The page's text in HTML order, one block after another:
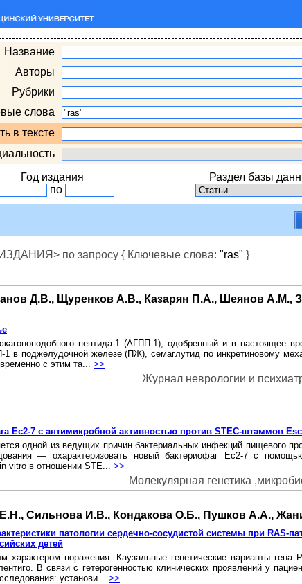
Название
Авторы
Рубрики
слова
в тексте
Год издания
Раздел базы
по
по запросу { Ключевые слова: "ras" }
Д.В., Щуренков А.В., Казарян П.А., Шеянов А.М.,
пептида-1 (АГПП-1), одобренный и в настоящее
в поджелудочной железе (ПЖ), семаглутид по инкретиновому
с этим та... >>
Журнал неврологии и
Ес2-7 с антимикробной активностью против STEC-штаммов
одной из ведущих причин бактериальных инфекций пищевого
— охарактеризовать новый бактериофаг Ес2-7 с
vitro в отношении STE... >>
Молекулярная генетика
Е.Н., Сильнова И.В., Кондакова О.Б., Пушков А.А.,
патологии сердечно-сосудистой системы при RAS-
детей
характером поражения. Каузальные генетические варианты
B связи с гетерогенностью клинических проявлений у
установи... >>